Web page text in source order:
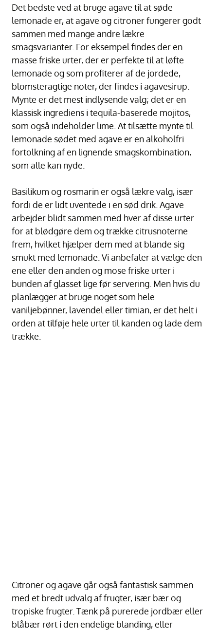
Det bedste ved at bruge agave til at søde
lemonade er, at agave og citroner fungerer godt
sammen med mange andre lækre
smagsvarianter. For eksempel findes der en
masse friske urter, der er perfekte til at løfte
lemonade og som profiterer af de jordede,
blomsteragtige noter, der findes i agavesirup.
Mynte er det mest indlysende valg; det er en
klassisk ingrediens i tequila-baserede mojitos,
som også indeholder lime. At tilsætte mynte til
lemonade sødet med agave er en alkoholfri
fortolkning af en lignende smagskombination,
som alle kan nyde.
Basilikum og rosmarin er også lækre valg, især
fordi de er lidt uventede i en sød drik. Agave
arbejder blidt sammen med hver af disse urter
for at blødgøre dem og trække citrusnoterne
frem, hvilket hjælper dem med at blande sig
smukt med lemonade. Vi anbefaler at vælge den
ene eller den anden og mose friske urter i
bunden af glasset lige før servering. Men hvis du
planlægger at bruge noget som hele
vaniljebønner, lavendel eller timian, er det helt i
orden at tilføje hele urter til kanden og lade dem
trække.
Citroner og agave går også fantastisk sammen
med et bredt udvalg af frugter, især bær og
tropiske frugter. Tænk på purerede jordbær eller
blåbær rørt i den endelige blanding, eller